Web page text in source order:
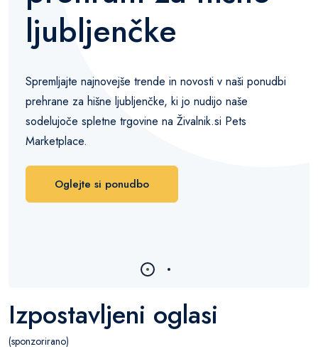
ljubljenčke
Spremljajte najnovejše trende in novosti v naši ponudbi
prehrane za hišne ljubljenčke, ki jo nudijo naše
sodelujoče spletne trgovine na Živalnik.si Pets
Marketplace.
Oglejte si ponudbo
Izpostavljeni oglasi
(sponzorirano)